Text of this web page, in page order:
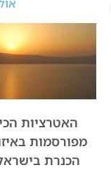
האטרציות
מפורסמות
הכנרת